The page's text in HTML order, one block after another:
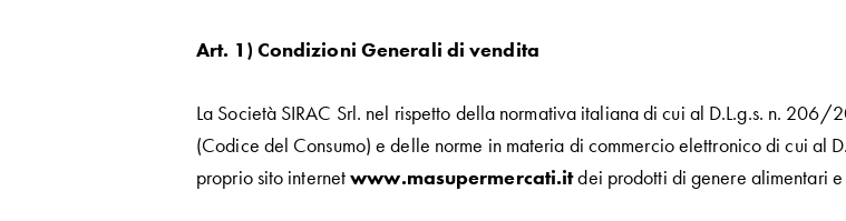
Art. 1) Condizioni Generali di vendita
La Società SIRAC Srl. nel rispetto della normativa italiana di cui al D.L.g.s. n.
(Codice del Consumo) e delle norme in materia di commercio elettronico di cui al
proprio sito internetwww.masupermercati.itdei prodotti di genere alimentari e